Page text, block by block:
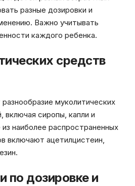
разные дозировки и
Важно учитывать
каждого ребенка.
средств
муколитических
включая сиропы, капли и
наиболее распространенных
включают ацетилцистеин,
по дозировке и